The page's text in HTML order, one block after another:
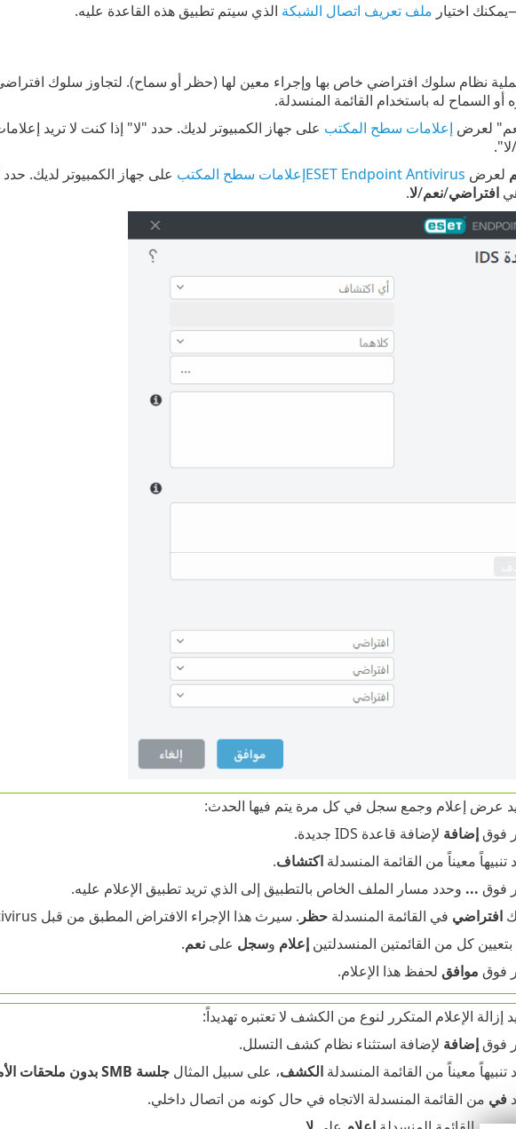
اختيار ملف تعريف اتصال الشبكة الذي سيتم تطبيق هذه القاعدة عليه.
أو السماح له باستخدام القائمة المنسدلة.
لعرض إعلامات سطح المكتب على جهاز الكمبيوتر لديك. حدد "لا" إذا كنت لا تريد
لعرض ESET Endpoint Antivirusإعلامات سطح المكتب على جهاز الكمبيوتر لديك. حدد
افتراضي/نعم/لا.
عرض إعلام وجمع سجل في كل مرة يتم فيها الحدث:
فوقإضافة لإضافة قاعدة IDS جديدة.
تنبيهاً معيناً من القائمة المنسدلة اكتشاف.
فوق ... وحدد مسار الملف الخاص بالتطبيق إلى الذي تريد تطبيق الإعلام عليه.
افتراضي في القائمة المنسدلة حظر. سيرث هذا الإجراء الافتراض المطبق من قبل ESET Endpoint Antivirus.
كل من القائمتين المنسدلتين إعلام وسجل على نعم.
فوق موافق لحفظ هذا الإعلام.
إزالة الإعلام المتكرر لنوع من الكشف لا تعتبره تهديداً:
فوقإضافة لإضافة استثناء نظام كشف التسلل.
تنبيهاً معيناً من القائمة المنسدلة الكشف، على سبيل المثال جلسة SMB بدون ملحقات الأمان
في من القائمة المنسدلة الاتجاه في حال كونه من اتصال داخلي.